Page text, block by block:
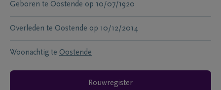
Geboren te Oostende op 10/07/1920
Overleden te Oostende op 10/12/2014
Woonachtig te Oostende
Rouwregister